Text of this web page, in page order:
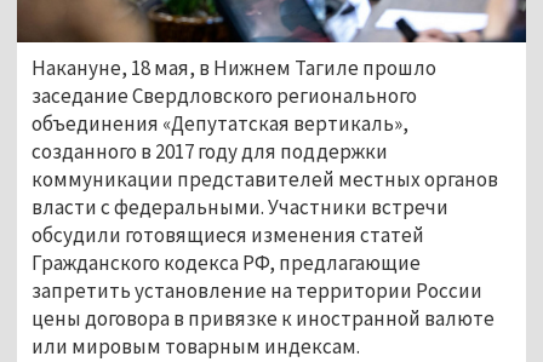
Накануне, 18 мая, в Нижнем Тагиле прошло
заседание Свердловского регионального
объединения «Депутатская вертикаль»,
созданного в 2017 году для поддержки
коммуникации представителей местных органов
власти с федеральными. Участники встречи
обсудили готовящиеся изменения статей
Гражданского кодекса РФ, предлагающие
запретить установление на территории России
цены договора в привязке к иностранной валюте
или мировым товарным индексам.